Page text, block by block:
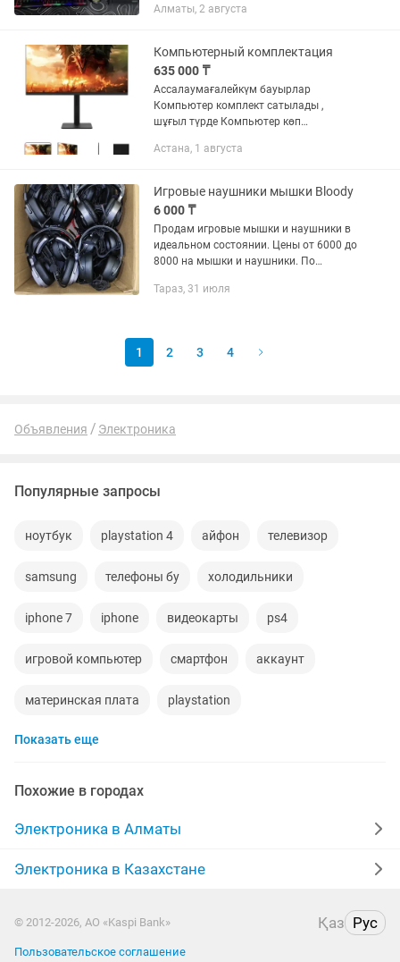
пользуетесь. Характеристики:
Алматы, 2 августа
Компьютерный комплектация
635 000 ₸
Ассалаумағалейкүм бауырлар
Компьютер комплект сатылады ,
шұғыл түрде Компьютер көп
Сату себебім: оқу ақысын төлеу
келген...
Астана, 1 августа
Игровые наушники мышки Bloody
6 000 ₸
Продам игровые мышки и наушники в
идеальном состоянии. Цены от 6000 до
8000 на мышки и наушники. По
Тараз, 31 июля
1 2 3 4
Объявления Электроника
Популярные запросы
ноутбук playstation 4 айфон телевизор
samsung телефоны бу холодильники
iphone 7 iphone видеокарты ps4
игровой компьютер смартфон аккаунт
материнская плата playstation
стиральная машина
ddr2 xiaomi компьютер
ipad 2 колонки телефон
Показать еще
Похожие в городах
Электроника в Алматы
Электроника в Казахстане
© 2012-2026, АО «Kaspi Bank» Қаз Рус
Пользовательское соглашение